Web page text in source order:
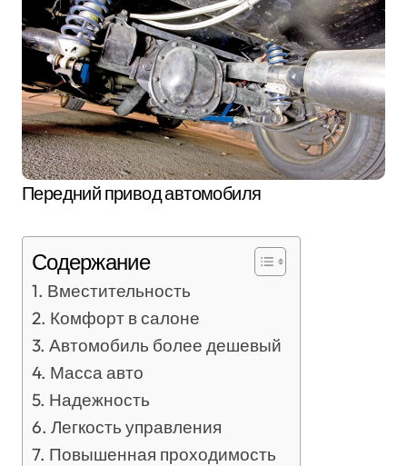
Передний привод автомобиля
Содержание
Вместительность
Комфорт в салоне
Автомобиль более дешевый
Масса авто
Надежность
Легкость управления
Повышенная проходимость